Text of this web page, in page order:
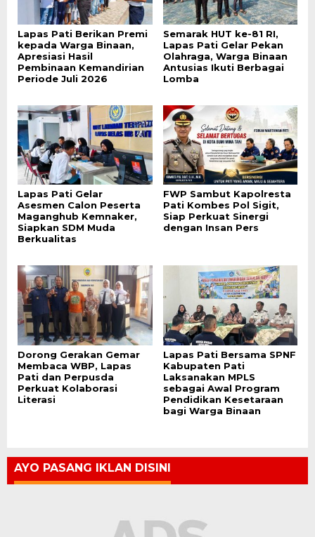
Lapas Pati Berikan Premi
kepada Warga Binaan,
Apresiasi Hasil
Pembinaan Kemandirian
Periode Juli 2026
Semarak HUT ke-81 RI,
Lapas Pati Gelar Pekan
Olahraga, Warga Binaan
Antusias Ikuti Berbagai
Lomba
Lapas Pati Gelar
Asesmen Calon Peserta
Maganghub Kemnaker,
Siapkan SDM Muda
Berkualitas
FWP Sambut Kapolresta
Pati Kombes Pol Sigit,
Siap Perkuat Sinergi
dengan Insan Pers
Dorong Gerakan Gemar
Membaca WBP, Lapas
Pati dan Perpusda
Perkuat Kolaborasi
Literasi
Lapas Pati Bersama SPNF
Kabupaten Pati
Laksanakan MPLS
sebagai Awal Program
Pendidikan Kesetaraan
bagi Warga Binaan
AYO PASANG IKLAN DISINI